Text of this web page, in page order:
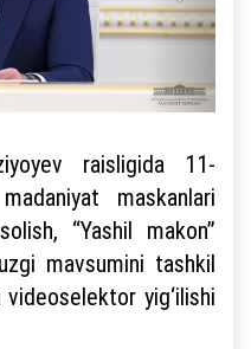
raisligida 11-
maskanlari
“Yashil makon”
mavsumini tashkil
yig‘ilishi